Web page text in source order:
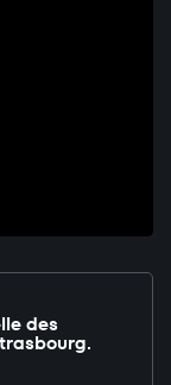
des